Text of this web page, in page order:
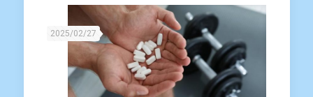
2025/02/27